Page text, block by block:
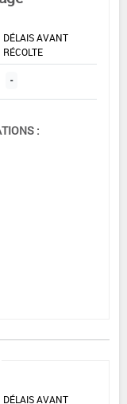
DÉLAIS AVANT
RÉCOLTE
-
:
DÉLAIS AVANT